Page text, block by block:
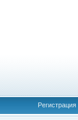
Регистрация